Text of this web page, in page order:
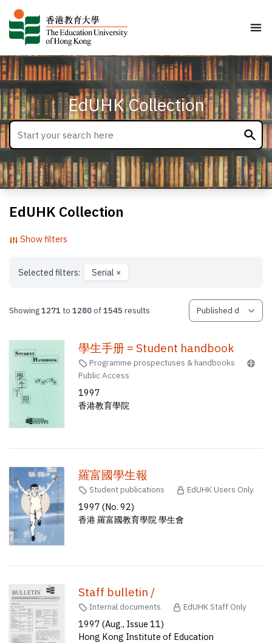
EdUHK Collection
EdUHK Collection
Show filters
Selected filters: Serial ×
Showing1271 to1280of1545 results
學生手册 = Student handbook
Programme prospectuses & handbooks
Public Access
1997
香港教育學院
羅富國學生報
Student publications EdUHK Users Only
1997 (No. 92)
香港 羅富國教育學院 學生會
Staff bulletin /
Internal documents EdUHK Staff Only
1997 (Aug., Issue 11)
Hong Kong Institute of Education